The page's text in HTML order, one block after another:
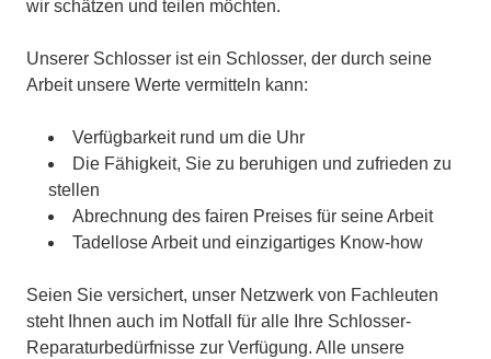
wir schätzen und teilen möchten.
Unserer Schlosser ist ein Schlosser, der durch seine
Arbeit unsere Werte vermitteln kann:
Verfügbarkeit rund um die Uhr
Die Fähigkeit, Sie zu beruhigen und zufrieden zu
stellen
Abrechnung des fairen Preises für seine Arbeit
Tadellose Arbeit und einzigartiges Know-how
Seien Sie versichert, unser Netzwerk von Fachleuten
steht Ihnen auch im Notfall für alle Ihre Schlosser-
Reparaturbedürfnisse zur Verfügung. Alle unsere